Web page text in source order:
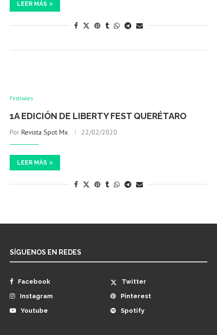
LEER MÁS
Festivales
1A EDICIÓN DE LIBERTY FEST QUERÉTARO
Por Revista Spot Mx 22/02/2020
LEER MÁS
SÍGUENOS EN REDES
Facebook
Twitter
Instagram
Pinterest
Youtube
Spotify